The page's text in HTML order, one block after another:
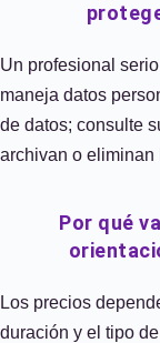
Un profesional
maneja datos
de datos; consulte
archivan o eliminan
Por qué
Los precios
duración y el tipo